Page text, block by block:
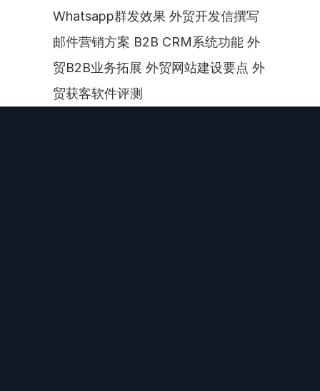
Whatsapp群发效果 外贸开发信撰写
邮件营销方案 B2B CRM系统功能 外
贸B2B业务拓展 外贸网站建设要点 外
贸获客软件评测